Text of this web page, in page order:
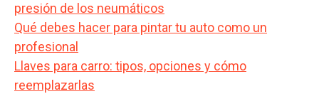
presión de los neumáticos
Qué debes hacer para pintar tu auto como un
profesional
Llaves para carro: tipos, opciones y cómo
reemplazarlas